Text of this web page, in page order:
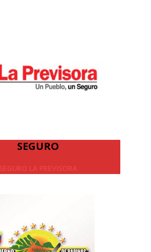
SEGURO
SEGURO LA PREVISORA